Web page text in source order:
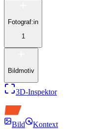
Fotograf:in
1
Bildmotiv
3D-Inspektor
Bild
Kontext